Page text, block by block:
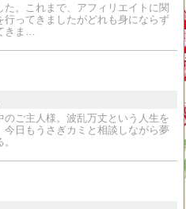
た。これまで、アフィリエイトに関
行ってきましたがどれも身にならず
きま…
のご主人様。波乱万丈という人生を
今日もうさぎカミと相談しながら夢